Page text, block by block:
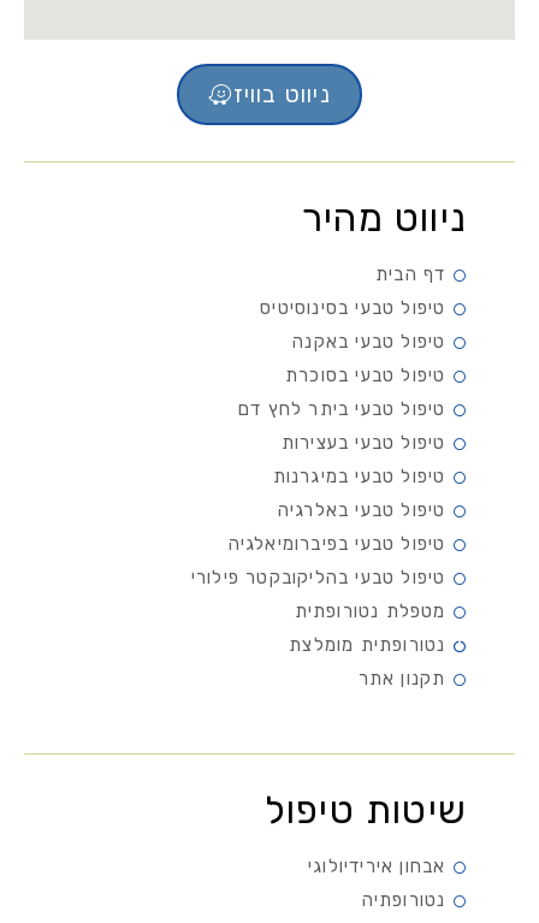
ניווט בוויז
ניווט מהיר
דף הבית
טיפול טבעי בסינוסיטיס
טיפול טבעי באקנה
טיפול טבעי בסוכרת
טיפול טבעי ביתר לחץ דם
טיפול טבעי בעצירות
טיפול טבעי במיגרנות
טיפול טבעי באלרגיה
טיפול טבעי בפיברומיאלגיה
טיפול טבעי בהליקובקטר פילורי
מטפלת נטורופתית
נטורופתית מומלצת
תקנון אתר
שיטות טיפול
אבחון אירידיולוגי
נטורופתיה